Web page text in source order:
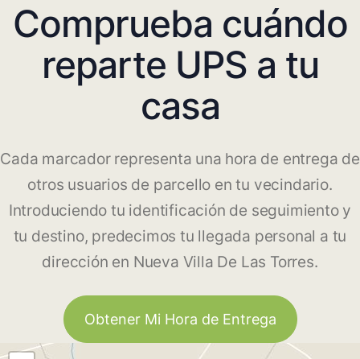
Comprueba cuándo
reparte UPS a tu
casa
Cada marcador representa una hora de entrega de
otros usuarios de parcello en tu vecindario.
Introduciendo tu identificación de seguimiento y
tu destino, predecimos tu llegada personal a tu
dirección en Nueva Villa De Las Torres.
Obtener Mi Hora de Entrega